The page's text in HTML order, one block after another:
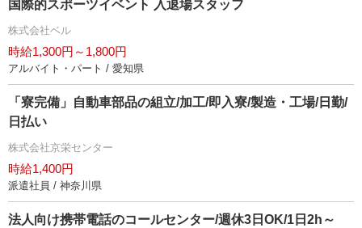
国際的スポーツイベント 入退場スタッフ
株式会社ベル
時給1,300円～1,800円
アルバイト・パート / 愛知県
「寮完備」自動車部品の組立/加工/即入寮/製造・工場/日勤/
日払い
株式会社京栄センター
時給1,400円
派遣社員 / 神奈川県
法人向け携帯電話のコールセンター/週休3日OK/1日2h～